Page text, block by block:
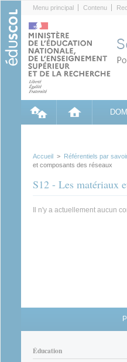
Menu principal Contenu
Accueil > Référentiels par
et composants des réseaux
S12 - Les matériaux
Il n'y a actuellement aucun
Éducation